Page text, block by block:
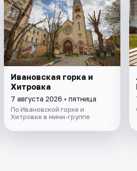
Ивановская горка и
Хитровка
7 августа 2026 • пятница
По Ивановской горке и
Хитровке в мини-группе